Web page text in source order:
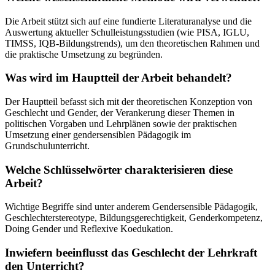
Die Arbeit stützt sich auf eine fundierte Literaturanalyse und die
Auswertung aktueller Schulleistungsstudien (wie PISA, IGLU,
TIMSS, IQB-Bildungstrends), um den theoretischen Rahmen und
die praktische Umsetzung zu begründen.
Was wird im Hauptteil der Arbeit behandelt?
Der Hauptteil befasst sich mit der theoretischen Konzeption von
Geschlecht und Gender, der Verankerung dieser Themen in
politischen Vorgaben und Lehrplänen sowie der praktischen
Umsetzung einer gendersensiblen Pädagogik im
Grundschulunterricht.
Welche Schlüsselwörter charakterisieren diese
Arbeit?
Wichtige Begriffe sind unter anderem Gendersensible Pädagogik,
Geschlechterstereotype, Bildungsgerechtigkeit, Genderkompetenz,
Doing Gender und Reflexive Koedukation.
Inwiefern beeinflusst das Geschlecht der Lehrkraft
den Unterricht?